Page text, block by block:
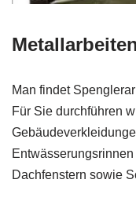
Man findet
Für Sie durchführen
Dachfenstern sowie